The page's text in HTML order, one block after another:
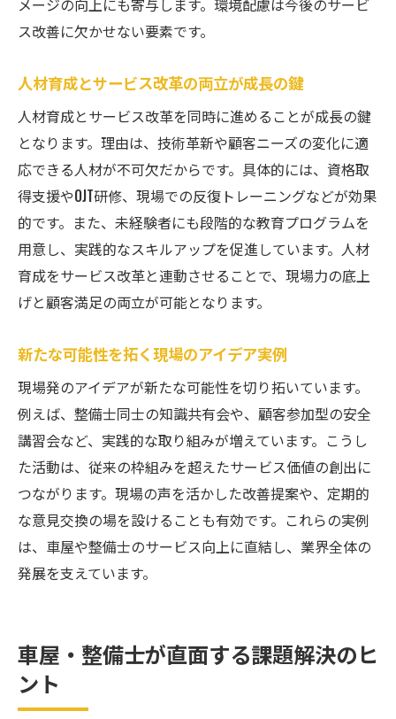
ス改善に欠かせない要素です。
人材育成とサービス改革の両立が成長の鍵
人材育成とサービス改革を同時に進めることが成長の鍵
となります。理由は、技術革新や顧客ニーズの変化に適
応できる人材が不可欠だからです。具体的には、資格取
得支援やOJT研修、現場での反復トレーニングなどが効果
的です。また、未経験者にも段階的な教育プログラムを
用意し、実践的なスキルアップを促進しています。人材
育成をサービス改革と連動させることで、現場力の底上
げと顧客満足の両立が可能となります。
新たな可能性を拓く現場のアイデア実例
現場発のアイデアが新たな可能性を切り拓いています。
例えば、整備士同士の知識共有会や、顧客参加型の安全
講習会など、実践的な取り組みが増えています。こうし
た活動は、従来の枠組みを超えたサービス価値の創出に
つながります。現場の声を活かした改善提案や、定期的
な意見交換の場を設けることも有効です。これらの実例
は、車屋や整備士のサービス向上に直結し、業界全体の
発展を支えています。
車屋・整備士が直面する課題解決のヒ
ント